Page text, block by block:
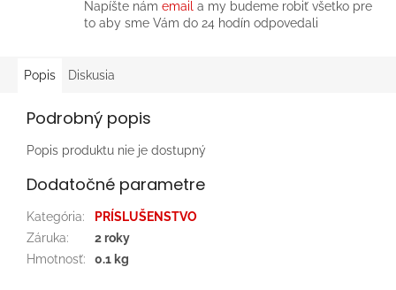
Napíšte nám email a my budeme robiť všetko pre
to aby sme Vám do 24 hodín odpovedali
Popis Diskusia
Podrobný popis
Popis produktu nie je dostupný
Dodatočné parametre
Kategória:
PRÍSLUŠENSTVO
Záruka:
2 roky
Hmotnosť: 0.1 kg